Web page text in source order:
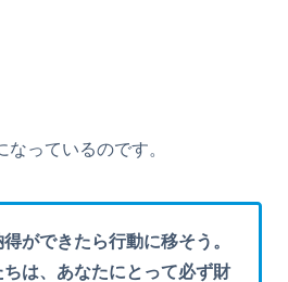
っているのです。
ができたら行動に移そう。
は、あなたにとって必ず財